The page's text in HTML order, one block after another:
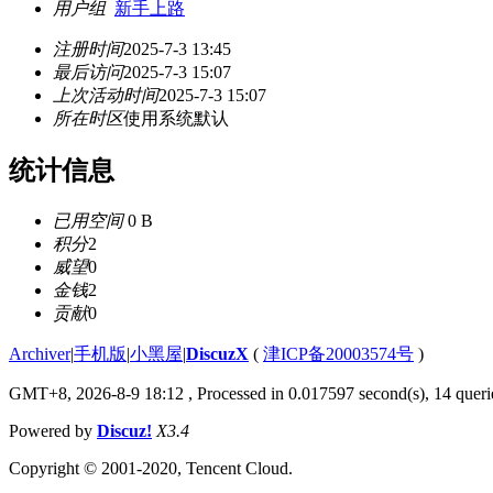
用户组 新手上路
注册时间2025-7-3 13:45
最后访问2025-7-3 15:07
上次活动时间2025-7-3 15:07
所在时区使用系统默认
统计信息
已用空间0 B
积分2
威望0
金钱2
贡献0
Archiver|手机版|小黑屋|DiscuzX ( 津ICP备20003574号 )
GMT+8, 2026-8-9 18:12 , Processed in 0.017597 second(s), 14
Powered by Discuz! X3.4
Copyright © 2001-2020, Tencent Cloud.